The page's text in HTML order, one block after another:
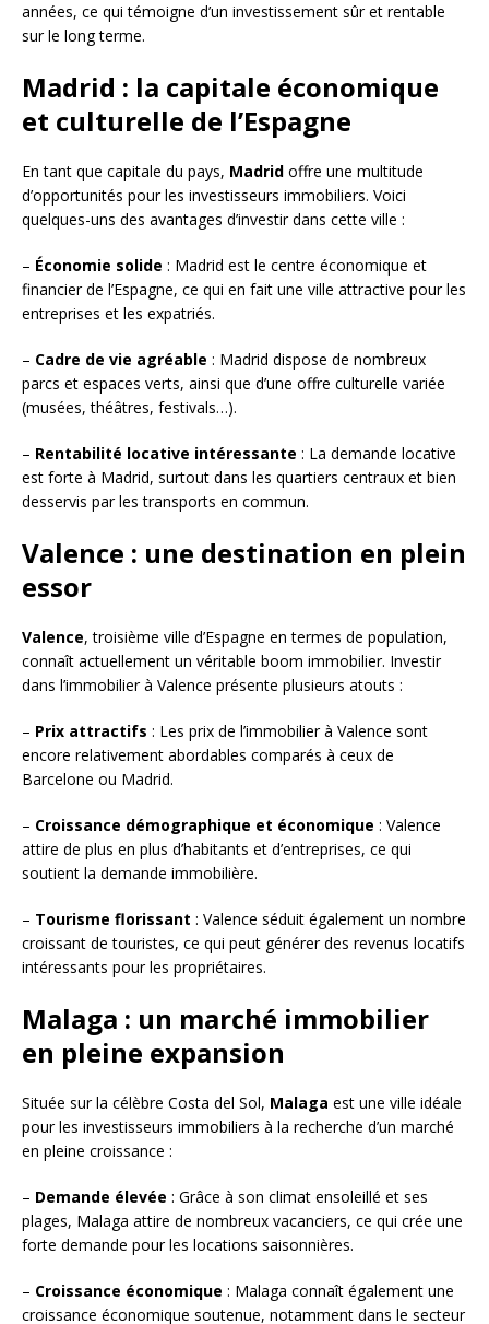
années, ce qui témoigne d’un investissement sûr et rentable
sur le long terme.
Madrid : la capitale économique
et culturelle de l’Espagne
En tant que capitale du pays, Madrid offre une multitude
d’opportunités pour les investisseurs immobiliers. Voici
quelques-uns des avantages d’investir dans cette ville :
– Économie solide : Madrid est le centre économique et
financier de l’Espagne, ce qui en fait une ville attractive pour les
entreprises et les expatriés.
– Cadre de vie agréable : Madrid dispose de nombreux
parcs et espaces verts, ainsi que d’une offre culturelle variée
(musées, théâtres, festivals…).
– Rentabilité locative intéressante : La demande locative
est forte à Madrid, surtout dans les quartiers centraux et bien
desservis par les transports en commun.
Valence : une destination en plein
essor
Valence, troisième ville d’Espagne en termes de population,
connaît actuellement un véritable boom immobilier. Investir
dans l’immobilier à Valence présente plusieurs atouts :
– Prix attractifs : Les prix de l’immobilier à Valence sont
encore relativement abordables comparés à ceux de
Barcelone ou Madrid.
– Croissance démographique et économique : Valence
attire de plus en plus d’habitants et d’entreprises, ce qui
soutient la demande immobilière.
– Tourisme florissant : Valence séduit également un nombre
croissant de touristes, ce qui peut générer des revenus locatifs
intéressants pour les propriétaires.
Malaga : un marché immobilier
en pleine expansion
Située sur la célèbre Costa del Sol, Malaga est une ville idéale
pour les investisseurs immobiliers à la recherche d’un marché
en pleine croissance :
– Demande élevée : Grâce à son climat ensoleillé et ses
plages, Malaga attire de nombreux vacanciers, ce qui crée une
forte demande pour les locations saisonnières.
– Croissance économique : Malaga connaît également une
croissance économique soutenue, notamment dans le secteur